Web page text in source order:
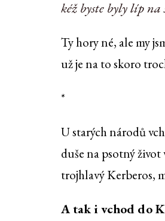
kéž byste byly líp
Ty hory né, ale my
už je na to skoro
*
U starých národů
duše na psotný
trojhlavý Kerberos,
A tak i vchod do